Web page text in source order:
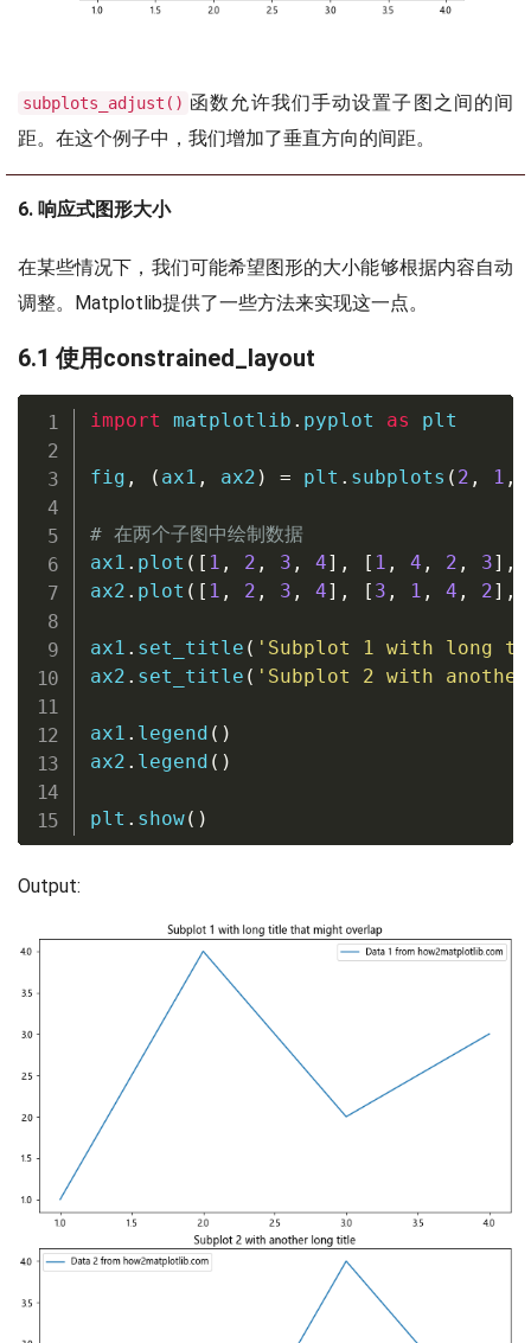
subplots_adjust() 函数允许我们手动设置子图之间的间
距。在这个例子中，我们增加了垂直方向的间距。
6. 响应式图形大小
在某些情况下，我们可能希望图形的大小能够根据内容自动
调整。Matplotlib提供了一些方法来实现这一点。
6.1 使用constrained_layout
import matplotlib . pyplot as plt
fig , ( ax1 , ax2 ) = plt . subplots ( 2 , 1 ,
# 在两个子图中绘制数据
ax1 . plot ( [ 1 , 2 , 3 , 4] , [ 1 , 4 , 2 , 3] ,
ax2 . plot ( [ 1 , 2 , 3 , 4] , [ 3 , 1 , 4 , 2] ,
ax1 . set_title ( 'Subplot 1 with long
ax2 . set_title ( 'Subplot 2 with
ax1 . legend ( )
ax2 . legend ( )
plt . show( )
Output: